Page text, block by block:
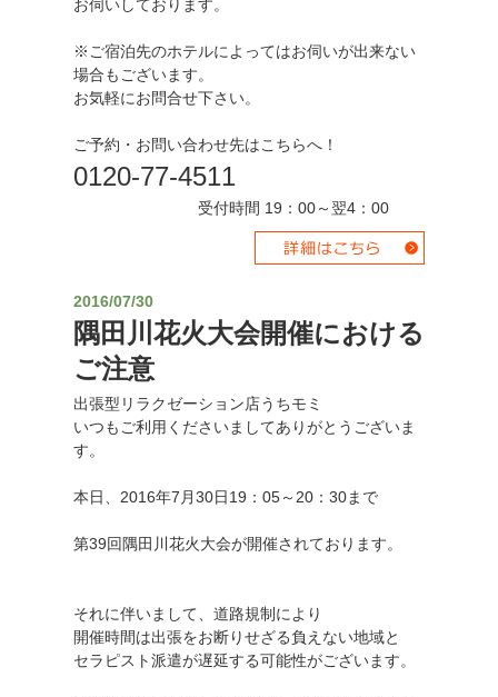
お伺いしております。
※ご宿泊先のホテルによってはお伺いが出来ない
場合もございます。
お気軽にお問合せ下さい。
ご予約・お問い合わせ先はこちらへ！
0120-77-4511
受付時間 19：00～翌4：00
2016/07/30
隅田川花火大会開催における
ご注意
出張型リラクゼーション店うちモミ
いつもご利用くださいましてありがとうございま
す。
本日、2016年7月30日19：05～20：30まで
第39回隅田川花火大会が開催されております。
それに伴いまして、道路規制により
開催時間は出張をお断りせざる負えない地域と
セラピスト派遣が遅延する可能性がございます。